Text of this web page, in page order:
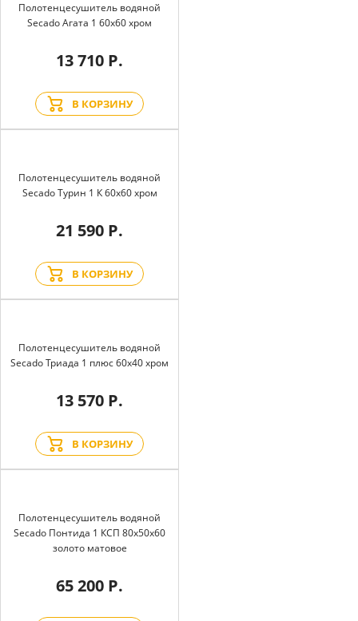
Полотенцесушитель водяной
Secado Агата 1 60x60 хром
13 710 Р.
В КОРЗИНУ
Полотенцесушитель водяной
Secado Турин 1 К 60x60 хром
21 590 Р.
В КОРЗИНУ
Полотенцесушитель водяной
Secado Триада 1 плюс 60x40 хром
13 570 Р.
В КОРЗИНУ
Полотенцесушитель водяной
Secado Понтида 1 КСП 80x50x60
золото матовое
65 200 Р.